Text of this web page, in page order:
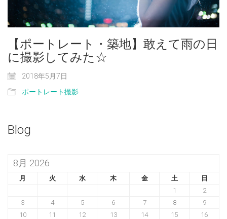
【ポートレート・築地】敢えて雨の日
に撮影してみた☆
2018年5月7日
ポートレート撮影
Blog
8月 2026
月 火 水 木 金 土
日
1
2
3
4 5 6 7 8
9
10
11 12 13 14 15
16